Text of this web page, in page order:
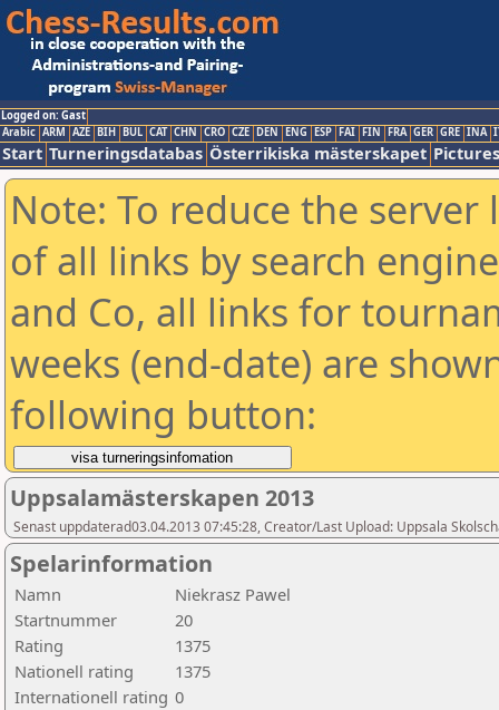
Logged on: Gast
Arabic ARM AZE BIH BUL CAT CHN CRO CZE DEN ENG ESP FAI FIN FRA GER GRE INA
Start Turneringsdatabas Österrikiska mästerskapet Pictures
Note: To reduce the
of all links by search
and Co, all links for
weeks (end-date) are
following button:
Uppsalamästerskapen 2013
Senast uppdaterad03.04.2013 07:45:28, Creator/Last Upload: Uppsala
Spelarinformation
Namn
Niekrasz Pawel
Startnummer
20
Rating
1375
Nationell rating
1375
Internationell rating 0